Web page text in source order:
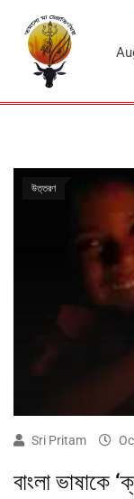
উত্তরণ
Sri Pritam
বাংলা ভাষাকে